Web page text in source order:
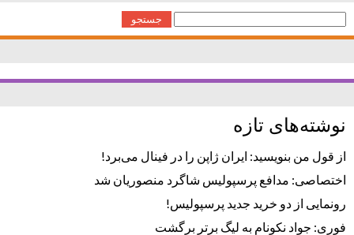
جستجو
برای:
نوشته‌های تازه
از قول من بنویسید: ایران ژاپن را در فینال می‌برد!
اختصاصی: مدافع پرسپولیس شاگرد منصوریان شد
رونمایی از دو خرید جدید پرسپولیس!
فوری: جواد نکونام به لیگ برتر برگشت